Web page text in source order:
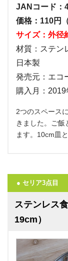
JANコード：
価格：110円
サイズ：外径
材質：ステン
日本製
発売元：エコ
購入月：2019
2つのスペース
きました。ご飯
ます。10cm皿
● セリア3点目
ステンレス
19cm）